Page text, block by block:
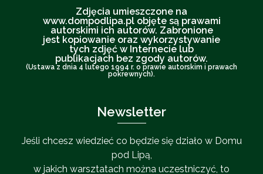
Zdjęcia umieszczone na
www.dompodlipa.pl objęte są prawami
autorskimi ich autorów. Zabronione
jest kopiowanie oraz wykorzystywanie
tych zdjęć w Internecie lub
publikacjach bez zgody autorów.
(Ustawa z dnia 4 lutego 1994 r. o prawie autorskim i prawach
pokrewnych).
Newsletter
Jeśli chcesz wiedzieć co będzie się działo w Domu
pod Lipą,
w jakich warsztatach można uczestniczyć, to